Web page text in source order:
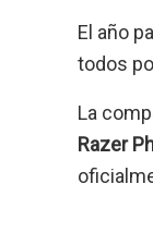
El año
todos
La
Razer